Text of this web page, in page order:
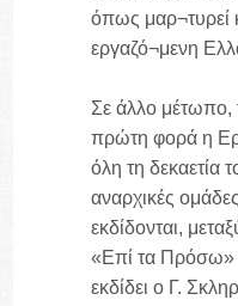
όπως μαρ¬τυρεί
εργαζό¬μενη
Σε άλλο μέτωπο,
πρώτη φορά η
όλη τη δεκαετία
αναρχικές
εκδίδονται,
«Επί τα Πρόσω»
εκδίδει ο Γ.